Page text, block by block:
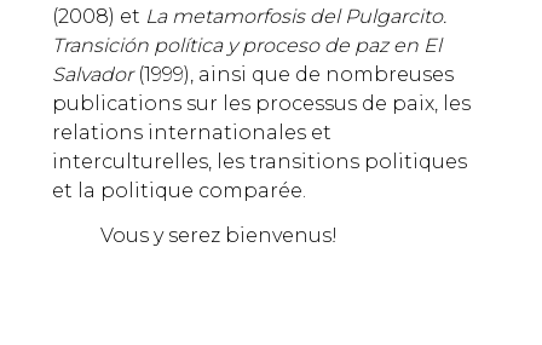
(2008) et La metamorfosis del Pulgarcito.
Transición política y proceso de paz en El
Salvador (1999), ainsi que de nombreuses
publications sur les processus de paix, les
relations internationales et
interculturelles, les transitions politiques
et la politique comparée.
Vous y serez bienvenus!